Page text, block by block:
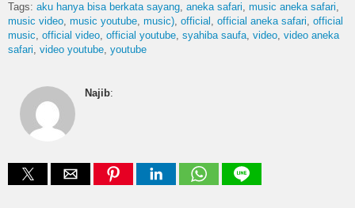
Tags: aku hanya bisa berkata sayang aneka safari music aneka safari
music video music youtube music) official official aneka safari official
music official video official youtube syahiba saufa video video aneka
safari video youtube youtube
Najib: